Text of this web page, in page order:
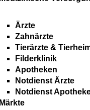
Ärzte
Zahnärzte
Tierärzte &
Filderklinik
Apotheken
Notdienst Ärzte
Notdienst
Märkte